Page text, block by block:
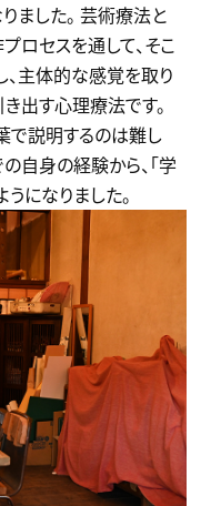
ました。 芸術療法と
ロセスを通して、そこ
主体的な感覚を取り
出す心理療法です。
で説明するのは難し
自身の経験から、「学
になりました。